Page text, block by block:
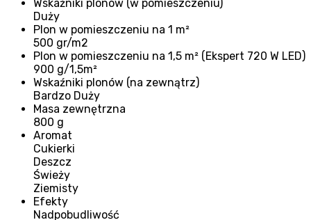
Wskaźniki plonów (w pomieszczeniu)
Duży
Plon w pomieszczeniu na 1 m²
500 gr/m2
Plon w pomieszczeniu na 1,5 m² (Ekspert 720 W LED)
900 g/1,5m²
Wskaźniki plonów (na zewnątrz)
Bardzo Duży
Masa zewnętrzna
800 g
Aromat
Cukierki
Deszcz
Świeży
Ziemisty
Efekty
Nadpobudliwość